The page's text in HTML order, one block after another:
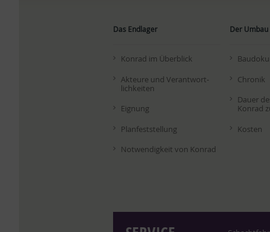
Das Endlager
Kon­rad im Über­blick
Ak­teu­re und Ver­ant­wort­
lich­kei­ten
Eig­nung
Plan­fest­stel­lung
Not­wen­dig­keit von Kon­rad
Der Umbau
Chro­nik
Dau­er
Kon­rad
Kos­ten